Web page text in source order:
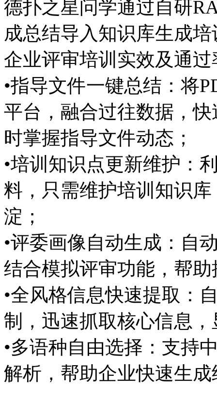
德扑之星问学通过自研
成总结导入知识库生成
企业评审培训实效及通过
•指导文件一键总结：将
平台，融合过往数据，
时掌握指导文件动态；
•培训知识点更新维护：
料，只需维护培训知识
淀；
•评委画像自动生成：自
结合模拟评审功能，帮
•全风格信息快速提取：
制，迅速抓取核心信息
•多语种自由选择：支持
解析，帮助企业快速生